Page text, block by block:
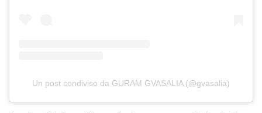
Un post condiviso da GURAM GVASALIA (@gvasalia)